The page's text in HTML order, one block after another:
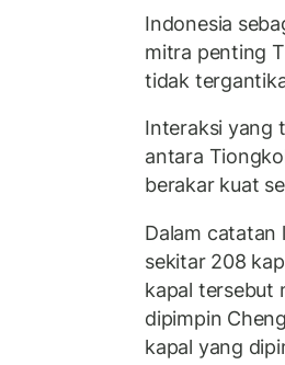
Indonesia
mitra penting
tidak
Interaksi yang
antara
berakar kuat
Dalam catatan
sekitar 208
kapal tersebut
dipimpin
kapal yang